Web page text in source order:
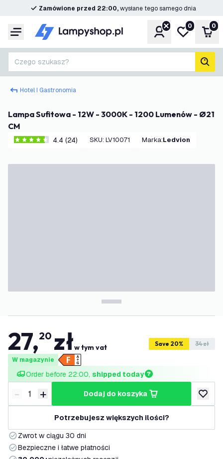
Zamówione przed 22:00,wysłane tego samego dnia
Menu KontoMoja lista
0 0
Czego szukasz?
Hotel I Gastronomia
Lampa Sufitowa - 12W - 3000K - 1200 Lumenów - Ø21
CM
4.4 Gwiazdki oceny
4.4 (24) SKU: LV10071 Marka: Ledvion
27,20 złw tym vat Save 20% 34 zł
W magazynie
Order before 22:00, shipped today
Zmniejsz ilość
- Zwiększ ilość
+ dodaj do koszyka
dodaj
Potrzebujesz większych ilości?
Zwrot w ciągu 30 dni
Bezpieczne i łatwe płatności